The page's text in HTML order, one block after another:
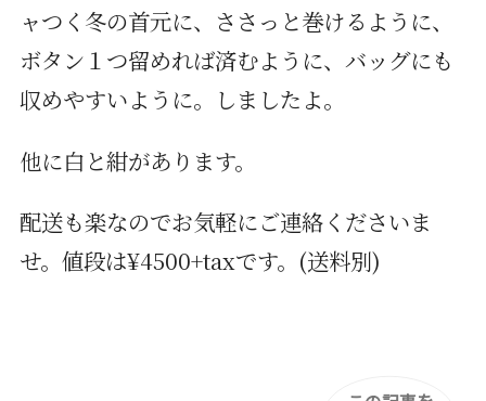
ャつく冬の首元に、ささっと巻けるように、
ボタン１つ留めれば済むように、バッグにも
収めやすいように。しましたよ。
他に白と紺があります。
配送も楽なのでお気軽にご連絡くださいま
せ。値段は¥4500+taxです。(送料別)